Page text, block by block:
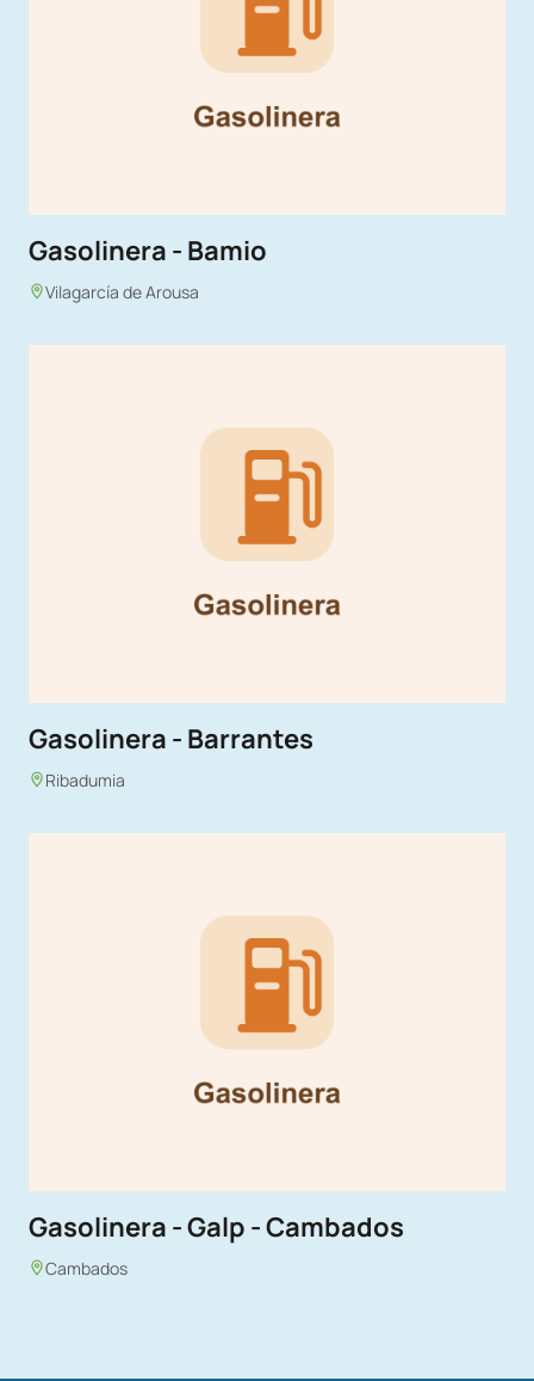
Gasolinera - Bamio
Vilagarcía de Arousa
Gasolinera - Barrantes
Ribadumia
Gasolinera - Galp - Cambados
Cambados